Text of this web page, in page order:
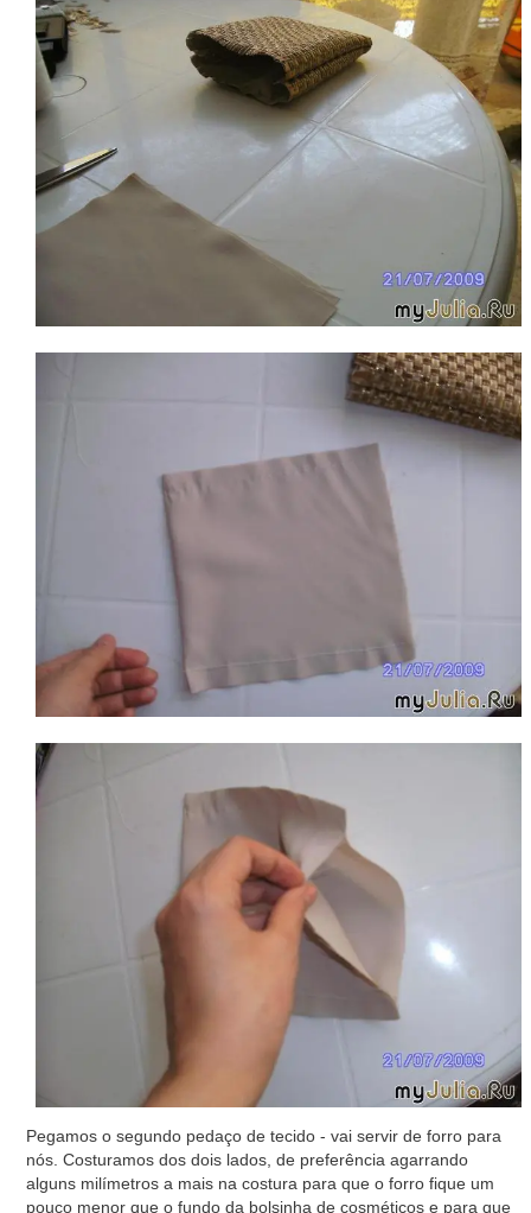
Pegamos o segundo pedaço de tecido - vai servir de forro para
nós. Costuramos dos dois lados, de preferência agarrando
alguns milímetros a mais na costura para que o forro fique um
pouco menor que o fundo da bolsinha de cosméticos e para que